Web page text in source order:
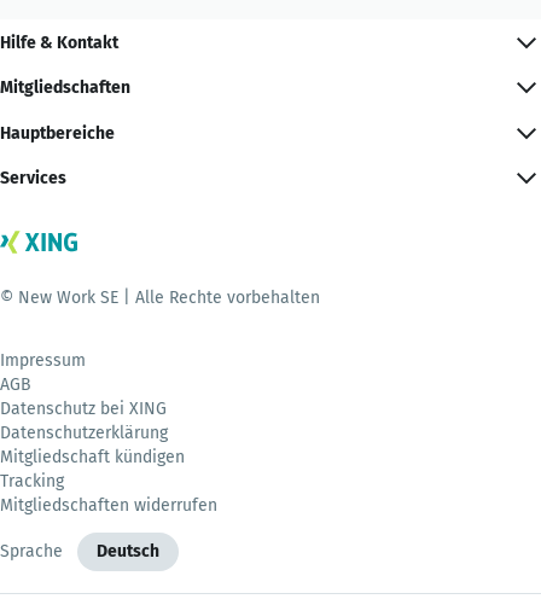
Hilfe & Kontakt
Mitgliedschaften
Hauptbereiche
Services
© New Work SE | Alle Rechte vorbehalten
Impressum
AGB
Datenschutz bei XING
Datenschutzerklärung
Mitgliedschaft kündigen
Tracking
Mitgliedschaften widerrufen
Sprache Deutsch